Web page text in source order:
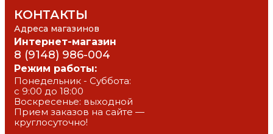
КОНТАКТЫ
Адреса магазинов
Интернет-магазин
8 (9148) 986-004
Режим работы:
Понедельник - Суббота:
с 9:00 до 18:00
Воскресенье: выходной
Прием заказов на сайте —
круглосуточно!